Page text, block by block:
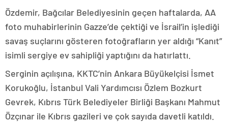
Özdemir, Bağcılar Belediyesinin geçen haftalarda, AA
foto muhabirlerinin Gazze’de çektiği ve İsrail’in işlediği
savaş suçlarını gösteren fotoğrafların yer aldığı “Kanıt”
isimli sergiye ev sahipliği yaptığını da hatırlattı.
Serginin açılışına, KKTC’nin Ankara Büyükelçisi İsmet
Korukoğlu, İstanbul Vali Yardımcısı Özlem Bozkurt
Gevrek, Kıbrıs Türk Belediyeler Birliği Başkanı Mahmut
Özçınar ile Kıbrıs gazileri ve çok sayıda davetli katıldı.